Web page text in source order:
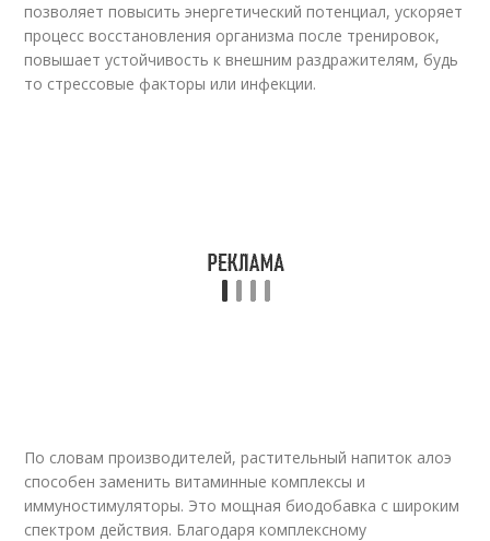
позволяет повысить энергетический потенциал, ускоряет
процесс восстановления организма после тренировок,
повышает устойчивость к внешним раздражителям, будь
то стрессовые факторы или инфекции.
По словам производителей, растительный напиток алоэ
способен заменить витаминные комплексы и
иммуностимуляторы. Это мощная биодобавка с широким
спектром действия. Благодаря комплексному